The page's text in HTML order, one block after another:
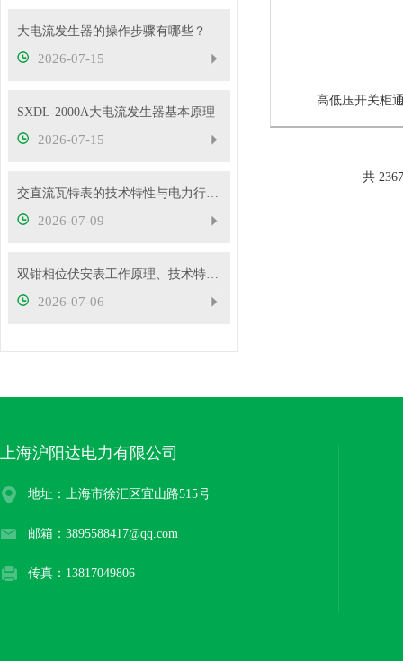
大电流发生器的操作步骤有哪些？
2026-07-15
SXDL-2000A大电流发生器基本原理
2026-07-15
交直流瓦特表的技术特性与电力行业应用实践
2026-07-09
双钳相位伏安表工作原理、技术特性与电力现场应用解析
2026-07-06
高低压开关柜
共
上海沪阳达电力有限公司
地址：上海市徐汇区宜山路515号
邮箱：3895588417@qq.com
传真：13817049806